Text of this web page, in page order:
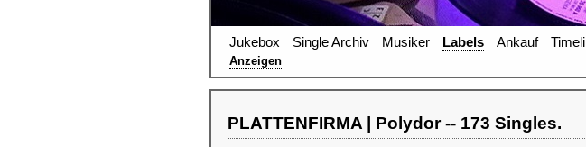
Jukebox Single Archiv Musiker Labels Ankauf
Anzeigen
PLATTENFIRMA | Polydor -- 173 Singles.